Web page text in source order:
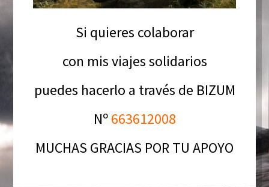
Si quieres colaborar
con mis viajes solidarios
puedes hacerlo a través de BIZUM
Nº663612008
MUCHAS GRACIAS POR TU APOYO